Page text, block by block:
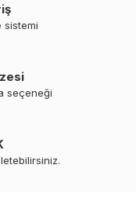
sistemi
seçeneği